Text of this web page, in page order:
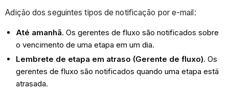
Adição dos seguintes tipos de notificação por e-mail:
Até amanhã. Os gerentes de fluxo são notificados sobre
o vencimento de uma etapa em um dia.
Lembrete de etapa em atraso (Gerente de fluxo). Os
gerentes de fluxo são notificados quando uma etapa está
atrasada.